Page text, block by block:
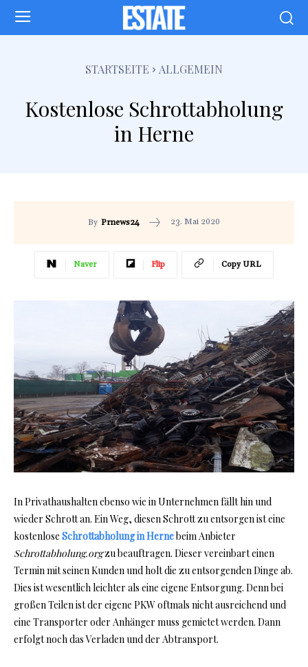
STARTSEITE ALLGEMEIN
Kostenlose Schrottabholung
in Herne
By Prnews24 23. Mai 2020
Naver Flip Copy URL
In Privathaushalten ebenso wie in Unternehmen fällt hin und
wieder Schrott an. Ein Weg, diesen Schrott zu entsorgen ist eine
kostenlose Schrottabholung in Hernebeim Anbieter
Schrottabholung.orgzu beauftragen. Dieser vereinbart einen
Termin mit seinen Kunden und holt die zu entsorgenden Dinge ab.
Dies ist wesentlich leichter als eine eigene Entsorgung. Denn bei
großen Teilen ist der eigene PKW oftmals nicht ausreichend und
eine Transporter oder Anhänger muss gemietet werden. Dann
erfolgt noch das Verladen und der Abtransport.